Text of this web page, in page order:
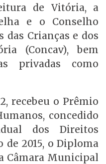
de Vitória, a
e o Conselho
Crianças e dos
(Concav), bem
privadas como
recebeu o Prêmio
concedido
dos Direitos
de 2015, o Diploma
Câmara Municipal